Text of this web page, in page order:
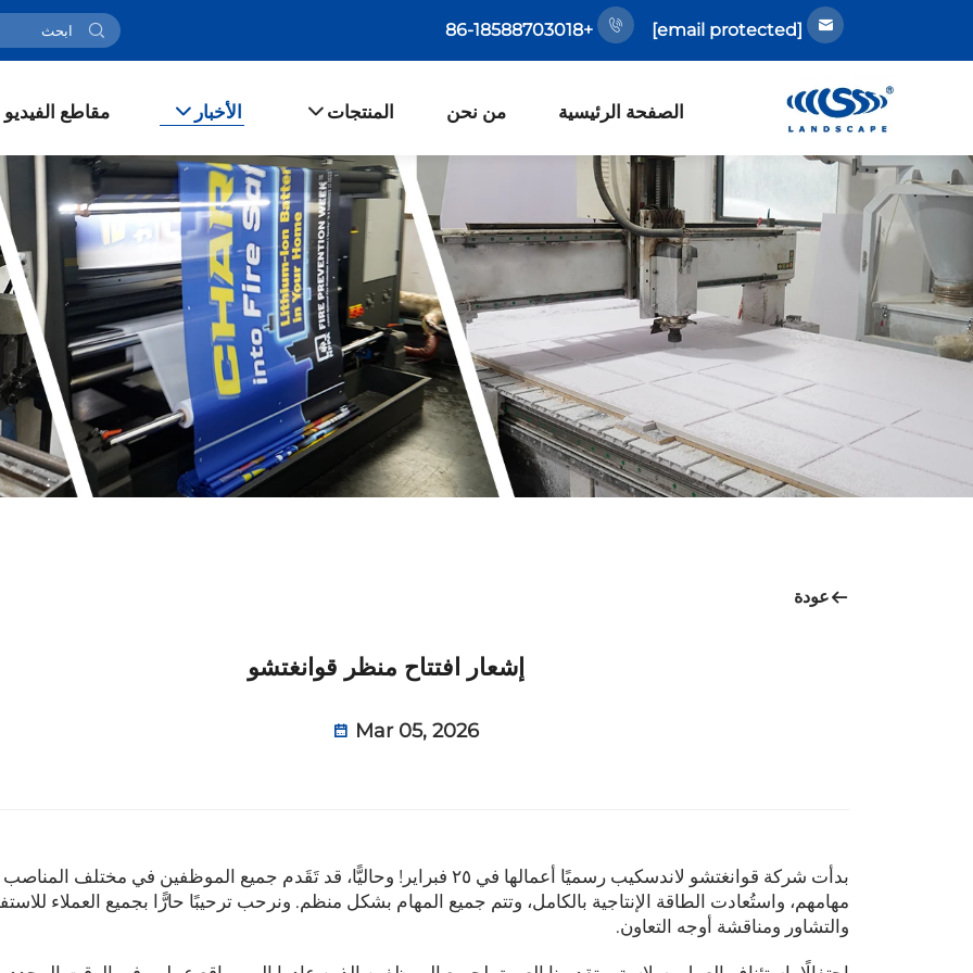
[email protected]
+86-18588703018
الصفحة الرئيسية من نحن المنتجات الأخبار مقاطع الفيديو
عودة
إشعار افتتاح منظر قوانغتشو
Mar 05, 2026
بدأت شركة قوانغتشو لاندسكيب رسميًا أعمالها في ٢٥ فبراير! وحاليًّا، قد تَقَدم جميع الموظفين في مختلف
مهامهم، واستُعادت الطاقة الإنتاجية بالكامل، وتتم جميع المهام بشكل منظم. ونرحب ترحيبًا حارًّا بجميع العملاء
والتشاور ومناقشة أوجه التعاون.